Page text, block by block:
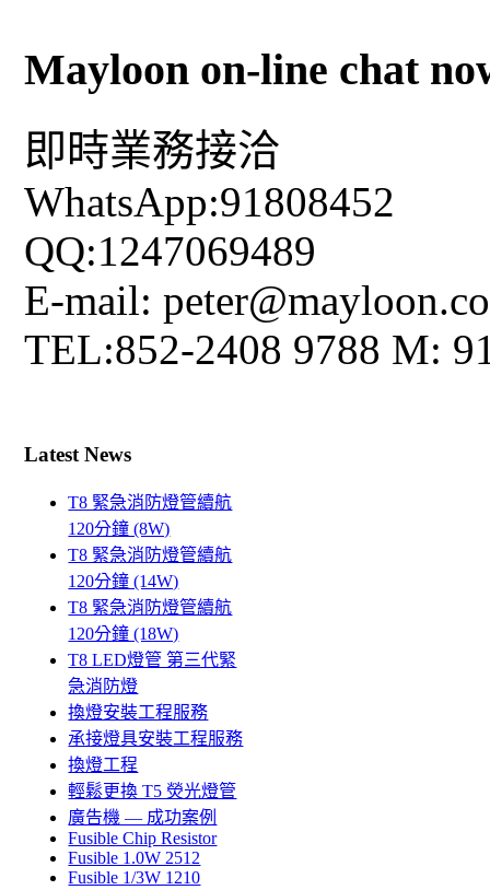
Mayloon on-line chat
即時業務接洽
WhatsApp:91808452
QQ:1247069489
E-mail:
TEL:852-2408 9788 M:
Latest News
T8 緊急消防燈管續航
120分鐘 (8W)
T8 緊急消防燈管續航
120分鐘 (14W)
T8 緊急消防燈管續航
120分鐘 (18W)
T8 LED燈管 第三代緊
急消防燈
換燈安裝工程服務
承接燈具安裝工程服務
換燈工程
輕鬆更換 T5 熒光燈管
廣告機 — 成功案例
Fusible Chip Resistor
Fusible 1.0W 2512
Fusible 1/3W 1210